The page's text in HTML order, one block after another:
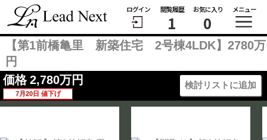
ログイン 閲覧履歴
1
お気に入り
0
メニュー
【第1前橋亀里 新築住宅 2号棟4LDK】2780万
円
価格 2,780万円
7月20日 値下げ
検討リストに追加